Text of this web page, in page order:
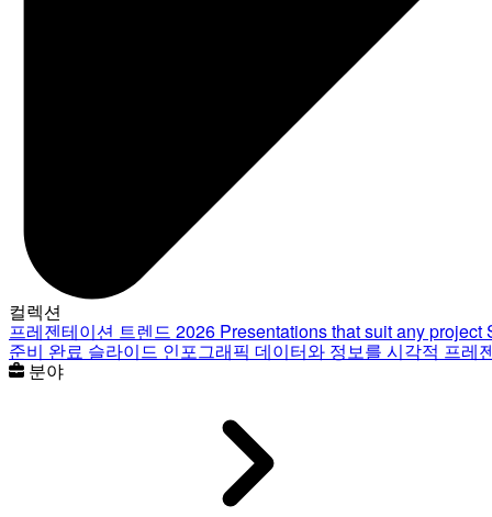
컬렉션
프레젠테이션 트렌드 2026 Presentations that suit any project
준비 완료 슬라이드 인포그래픽 데이터와 정보를 시각적 프레
분야